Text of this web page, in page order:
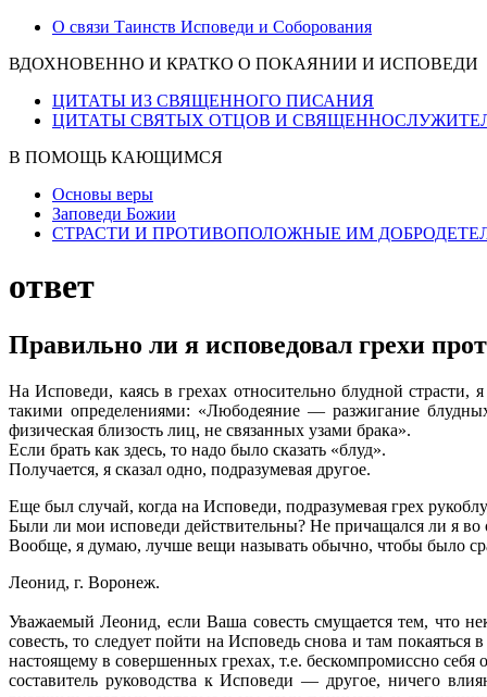
О связи Таинств Исповеди и Соборования
ВДОХНОВЕННО И КРАТКО О ПОКАЯНИИ И ИСПОВЕДИ
ЦИТАТЫ ИЗ СВЯЩЕННОГО ПИСАНИЯ
ЦИТАТЫ СВЯТЫХ ОТЦОВ И
В ПОМОЩЬ КАЮЩИМСЯ
Основы веры
Заповеди Божии
СТРАСТИ И ПРОТИВОПОЛОЖНЫЕ ИМ
ответ
Правильно ли я исповедовал грехи
На Исповеди, каясь в грехах относительно блудной
такими определениями: «Любодеяние — разжигание
физическая близость лиц, не связанных узами брака».
Если брать как здесь, то надо было сказать «блуд».
Получается, я сказал одно, подразумевая другое.
Еще был случай, когда на Исповеди, подразумевая грех
Были ли мои исповеди действительны? Не причащался ли я во
Вообще, я думаю, лучше вещи называть обычно, чтобы было
Леонид, г. Воронеж.
Уважаемый Леонид, если Ваша совесть смущается тем, что
совесть, то следует пойти на Исповедь снова и там
настоящему в совершенных грехах, т.е. бескомпромиссно
составитель руководства к Исповеди — другое, ничего